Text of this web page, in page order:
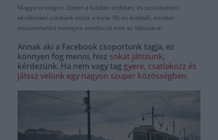
Magyarországon. Ebben a kvízben érdekes, és szórakoztató
kérdéseket szedtünk össze a korai ’90-es évekből, amikkel
letesztelheted mennyire emlékszel erre az időszakra!
Annak aki a Facebook csoportunk tagja, ez
könnyen fog menni, hisz sokat játszunk,
kérdezünk. Ha nem vagy tag gyere, csatlakozz és
játssz velünk egy nagyon szuper közösségben.